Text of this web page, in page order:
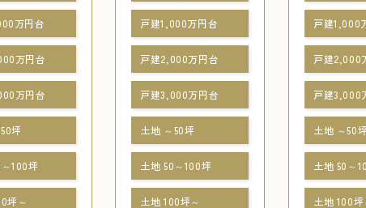
万円台
万円台
万円台
坪
100坪
坪～
戸建1,000万円台
戸建2,000万円台
戸建3,000万円台
土地 ～50坪
土地 50～100坪
土地 100坪～
戸建1,000
戸建2,000
戸建3,000
土地 ～50坪
土地 50～
土地 100坪